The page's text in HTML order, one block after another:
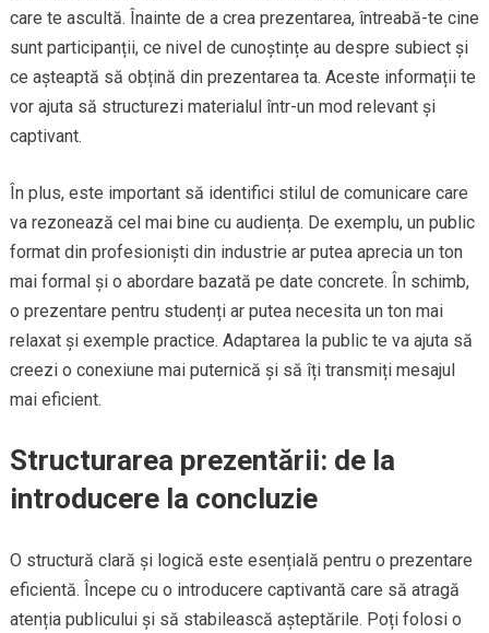
care te ascultă. Înainte de a crea prezentarea, întreabă-te cine
sunt participanții, ce nivel de cunoștințe au despre subiect și
ce așteaptă să obțină din prezentarea ta. Aceste informații te
vor ajuta să structurezi materialul într-un mod relevant și
captivant.
În plus, este important să identifici stilul de comunicare care
va rezonează cel mai bine cu audiența. De exemplu, un public
format din profesioniști din industrie ar putea aprecia un ton
mai formal și o abordare bazată pe date concrete. În schimb,
o prezentare pentru studenți ar putea necesita un ton mai
relaxat și exemple practice. Adaptarea la public te va ajuta să
creezi o conexiune mai puternică și să îți transmiți mesajul
mai eficient.
Structurarea prezentării: de la
introducere la concluzie
O structură clară și logică este esențială pentru o prezentare
eficientă. Începe cu o introducere captivantă care să atragă
atenția publicului și să stabilească așteptările. Poți folosi o